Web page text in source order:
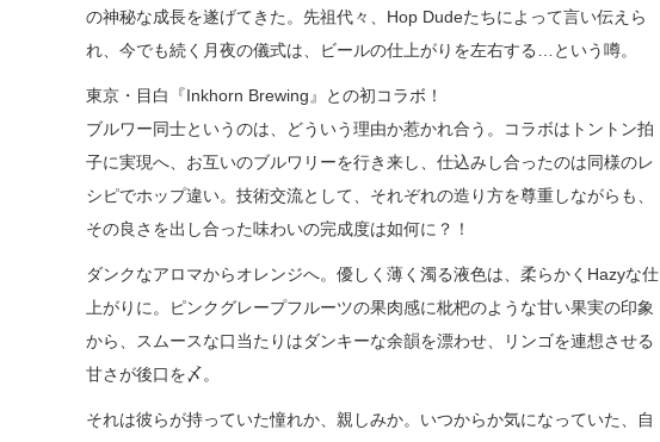
の神秘な成長を遂げてきた。先祖代々、Hop Dudeたちによって言い伝えら
れ、今でも続く月夜の儀式は、ビールの仕上がりを左右する…という噂。
東京・目白『Inkhorn Brewing』との初コラボ！
ブルワー同士というのは、どういう理由か惹かれ合う。コラボはトントン拍
子に実現へ、お互いのブルワリーを行き来し、仕込みし合ったのは同様のレ
シピでホップ違い。技術交流として、それぞれの造り方を尊重しながらも、
その良さを出し合った味わいの完成度は如何に？！
ダンクなアロマからオレンジへ。優しく薄く濁る液色は、柔らかくHazyな仕
上がりに。ピンクグレープフルーツの果肉感に枇杷のような甘い果実の印象
から、スムースな口当たりはダンキーな余韻を漂わせ、リンゴを連想させる
甘さが後口を〆。
それは彼らが持っていた憧れか、親しみか。いつからか気になっていた、自